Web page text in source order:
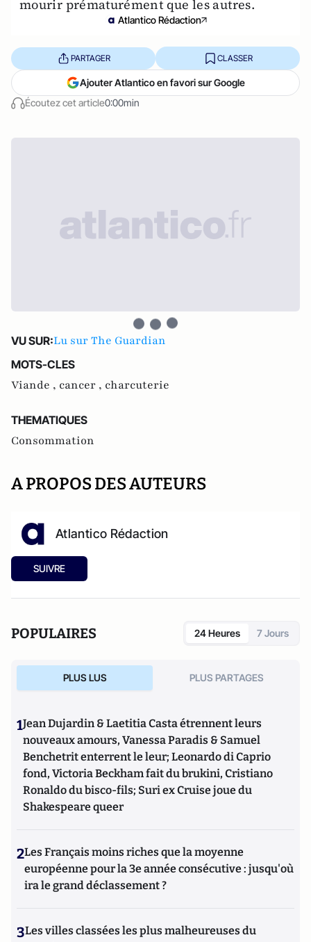
mourir prématurément que les autres.
Atlantico Rédaction
Écoutez cet article0:00min
PARTAGER CLASSER
Ajouter Atlantico en favori sur Google
VU SUR:Lu sur The Guardian
MOTS-CLES
Viande , cancer , charcuterie
THEMATIQUES
Consommation
A PROPOS DES AUTEURS
Atlantico Rédaction
SUIVRE
POPULAIRES 24 Heures 7 Jours
PLUS LUS PLUS PARTAGES
1Jean Dujardin & Laetitia Casta étrennent leurs
nouveaux amours, Vanessa Paradis & Samuel
Benchetrit enterrent le leur; Leonardo di Caprio
fond, Victoria Beckham fait du brukini, Cristiano
Ronaldo du bisco-fils; Suri ex Cruise joue du
Shakespeare queer
2Les Français moins riches que la moyenne
européenne pour la 3e année consécutive : jusqu'où
ira le grand déclassement ?
3Les villes classées les plus malheureuses du